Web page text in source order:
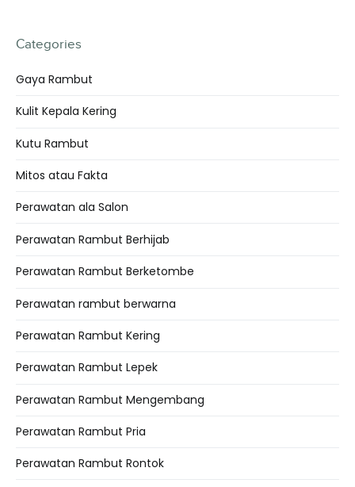
Categories
Gaya Rambut
Kulit Kepala Kering
Kutu Rambut
Mitos atau Fakta
Perawatan ala Salon
Perawatan Rambut Berhijab
Perawatan Rambut Berketombe
Perawatan rambut berwarna
Perawatan Rambut Kering
Perawatan Rambut Lepek
Perawatan Rambut Mengembang
Perawatan Rambut Pria
Perawatan Rambut Rontok